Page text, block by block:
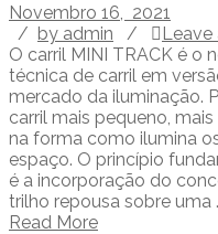
Novembro 16, 2021
/ by admin /
O carril MINI TRACK é o
técnica de carril em
mercado da iluminação.
carril mais pequeno,
na forma como ilumina
espaço. O princípio
é a incorporação do
trilho repousa sobre uma .
Read More